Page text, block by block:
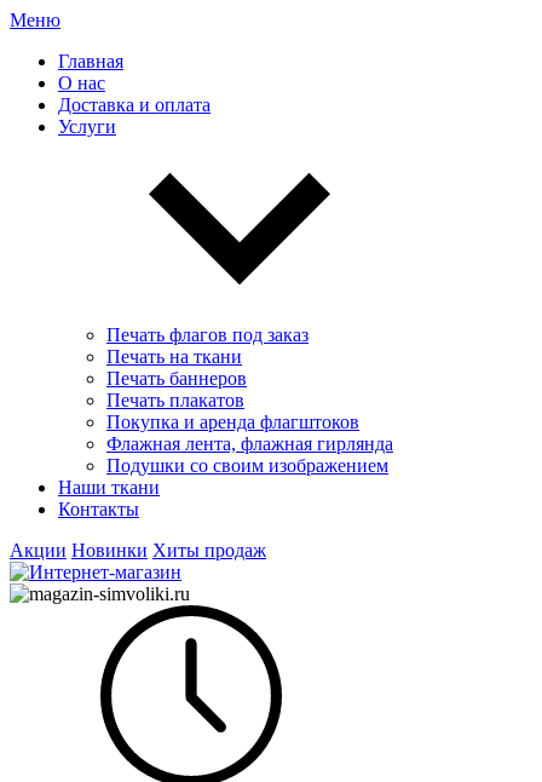
Меню
Главная
О нас
Доставка и оплата
Услуги
Печать флагов под заказ
Печать на ткани
Печать баннеров
Печать плакатов
Покупка и аренда флагштоков
Флажная лента, флажная гирлянда
Подушки со своим изображением
Наши ткани
Контакты
Акции Новинки Хиты продаж